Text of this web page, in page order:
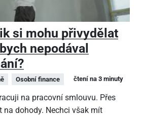
si mohu přivydělat
nepodával
Osobní finance čtení na 3 minuty
na pracovní smlouvu. Přes
na dohody. Nechci však mít